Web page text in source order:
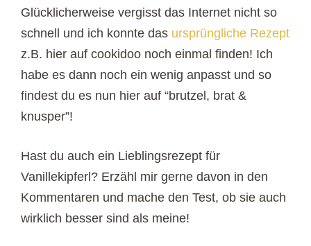
Glücklicherweise vergisst das Internet nicht so
schnell und ich konnte das ursprüngliche Rezept
z.B. hier auf cookidoo noch einmal finden! Ich
habe es dann noch ein wenig anpasst und so
findest du es nun hier auf “brutzel, brat &
knusper”!
Hast du auch ein Lieblingsrezept für
Vanillekipferl? Erzähl mir gerne davon in den
Kommentaren und mache den Test, ob sie auch
wirklich besser sind als meine!